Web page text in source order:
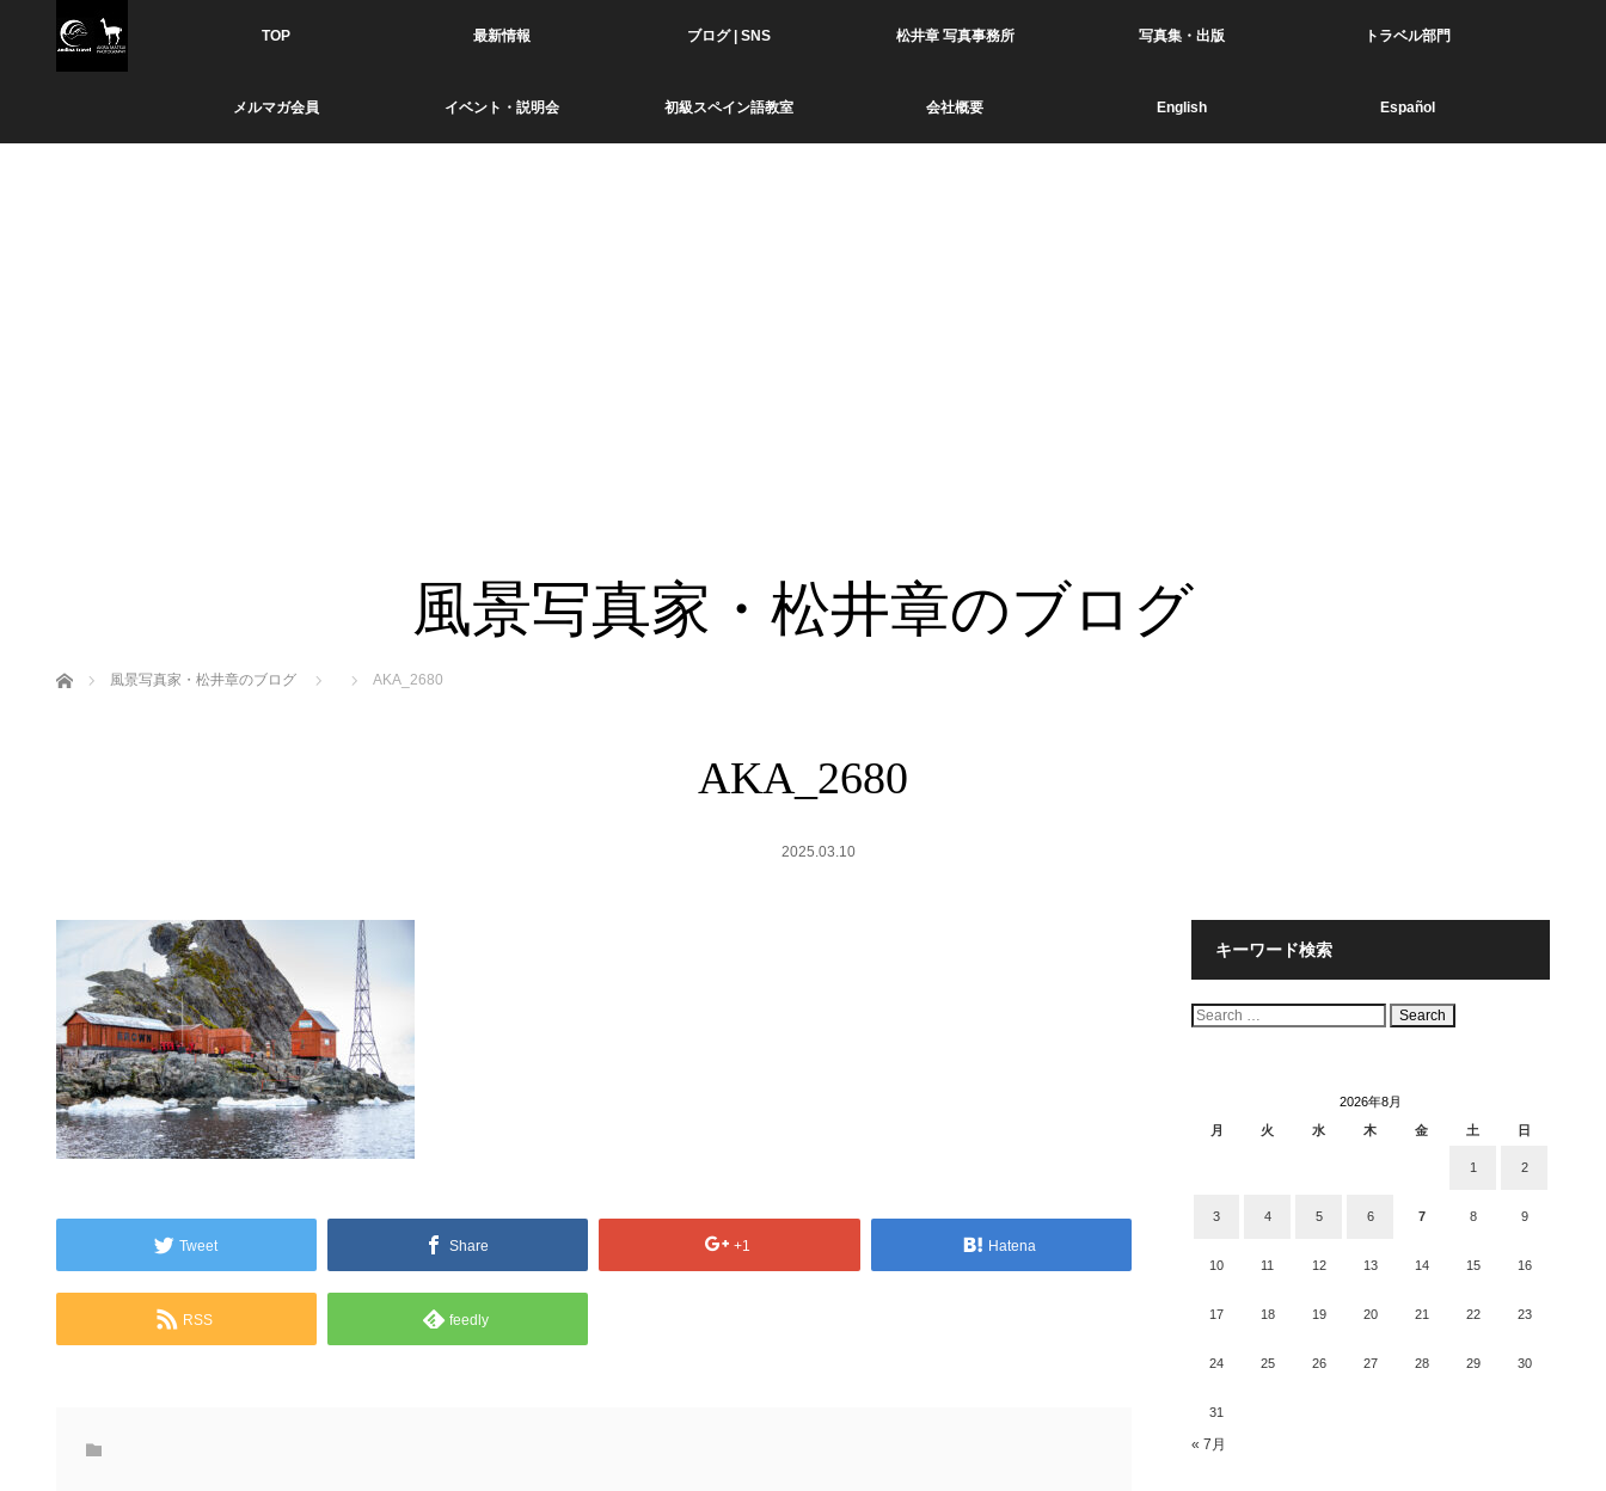
TOP 最新情報 ブログ | SNS 松井章 写真事務所 写真集・出版 トラベル部門
メルマガ会員 イベント・説明会 初級スペイン語教室 会社概要 English Español
風景写真家・松井章のブログ
ホーム 風景写真家・松井章のブログ AKA_2680
AKA_2680
2025.03.10
Tweet Share +1 Hatena
RSS feedly
キーワード検索
検
索:
2026年8月
月
火 水 木 金 土 日
1 2
3 4 5 6 7 8 9
10 11 12 13 14 15 16
17 18 19 20 21 22 23
24 25 26 27 28 29 30
31
« 7月